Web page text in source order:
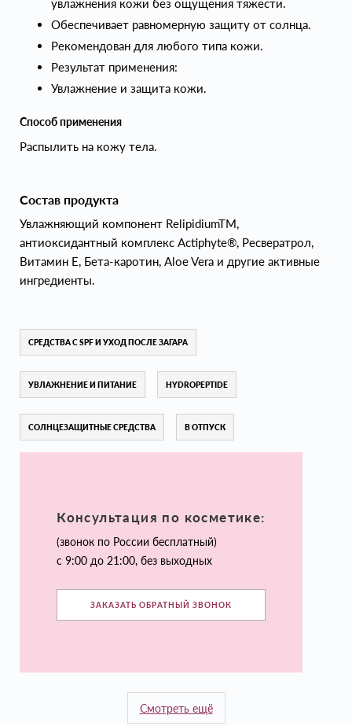
увлажнения кожи без ощущения тяжести.
Обеспечивает равномерную защиту от солнца.
Рекомендован для любого типа кожи.
Результат применения:
Увлажнение и защита кожи.
Способ применения
Распылить на кожу тела.
Состав продукта
Увлажняющий компонент RelipidiumTM,
антиоксидантный комплекс Actiphyte®, Ресвератрол,
Витамин Е, Бета-каротин, Aloe Vera и другие активные
ингредиенты.
СРЕДСТВА С SPF И УХОД ПОСЛЕ ЗАГАРА
УВЛАЖНЕНИЕ И ПИТАНИЕ HYDROPEPTIDE
СОЛНЦЕЗАЩИТНЫЕ СРЕДСТВА В ОТПУСК
Консультация по косметике:
(звонок по России бесплатный)
с 9:00 до 21:00, без выходных
ЗАКАЗАТЬ ОБРАТНЫЙ ЗВОНОК
Смотреть ещё